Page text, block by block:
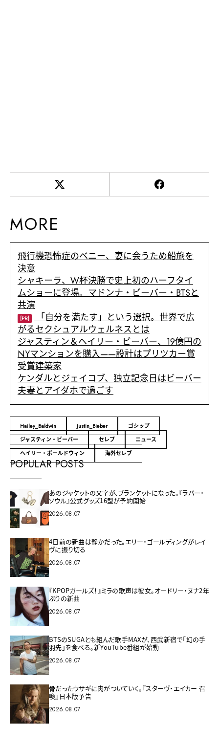
MORE
飛行機恐怖症のベニー、妻に会うため船旅を
決意
シャキーラ、W杯決勝で史上初のハーフタイ
ムショーに登場。マドンナ・ビーバー・BTSと
共演
[PR] 「自分を満たす」という選択。世界で広
がるセクシュアルウェルネスとは
ジャスティン＆ヘイリー・ビーバー、19億円の
NYマンションを購入——設計はプリツカー賞
受賞建築家
ケンダルとジェイコブ、独立記念日はビーバー
夫妻とアイダホで過ごす
Hailey_Baldwin Justin_Bieber
ゴシップ
ジャスティン・ビーバー
セレブ
ニュース
ヘイリー・ボールドウィン
海外セレブ
POPULAR POSTS
あのジャケットの文字が、ブランケットになった。『ラバー・
ソウル』公式グッズ16型が予約開始
2026.08.07
4日前の新曲は静かだった。エリー・ゴールディングがレイ
ヴに振り切る
2026.08.07
『KPOPガールズ！』ミラの歌声は彼女。オードリー・ヌナ2年
ぶりの新曲
2026.08.07
BTSのSUGAとも組んだ歌手MAXが、西武新宿で「幻の手
羽先」を食べる。新YouTube番組が始動
2026.08.07
骨だったウサギに肉がついていく。『スターヴ・エイカー 召
喚』日本版予告
2026.08.07